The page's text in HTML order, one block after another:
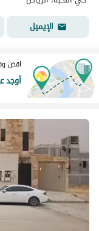
الإيميل
اقض
أوجد